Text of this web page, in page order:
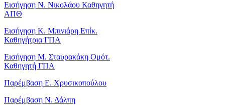
Εισήγηση Ν. Νικολάου Καθηγητή
ΑΠΘ
Εισήγηση Κ. Μπινιάρη Επίκ.
Καθηγήτρια ΓΠΑ
Εισήγηση Μ. Σταυρακάκη Ομότ.
Καθηγητή ΓΠΑ
Παρέμβαση Ε. Χρυσικοπούλου
Παρέμβαση Ν. Δάλπη